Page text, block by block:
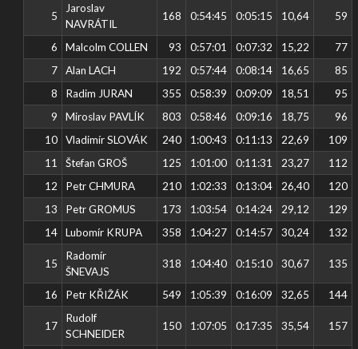
5
Jaroslav
NAVRÁTIL
168 0:54:45 0:05:15 10,64 59
6 Malcolm COLLEN 93 0:57:01 0:07:32 15,22
77
7
Alan LACH 192 0:57:44 0:08:14 16,65
85
8
Radim JURAN 355 0:58:39 0:09:09 18,51
95
9
Miroslav PAVLÍK 803 0:58:46 0:09:16 18,75
96
10
Vladimír SLOVÁK 240 1:00:43 0:11:13 22,69
109
11
Štefan GROŠ 125 1:01:00 0:11:31 23,27
112
12
Petr CHMURA 210 1:02:33 0:13:04 26,40
120
13
Petr GROMUS 173 1:03:54 0:14:24 29,12
129
14
Lubomír KRUPA 358 1:04:27 0:14:57 30,24 132
15
Radomír
ŠNEVAJS
318 1:04:40 0:15:10 30,67 135
16 Petr KŘIŽÁK 549 1:05:39 0:16:09 32,65 144
17
Rudolf
SCHNEIDER
150 1:07:05 0:17:35 35,54 157